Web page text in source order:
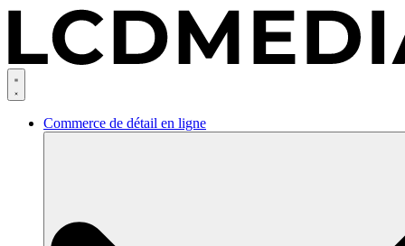
Skip
Commerce de détail en ligne